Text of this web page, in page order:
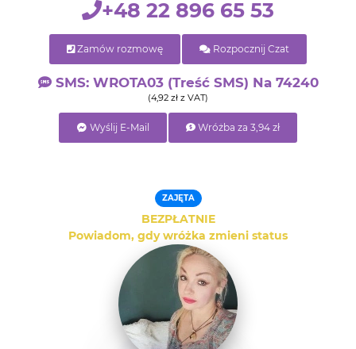
+48 22 896 65 53
Zamów rozmowę Rozpocznij Czat
SMS: WROTA03 (treść SMS) Na 74240
(4,92 zł z VAT)
Wyślij E-Mail Wróżba za 3,94 zł
ZAJĘTA
BEZPŁATNIE
Powiadom, gdy wróżka zmieni status